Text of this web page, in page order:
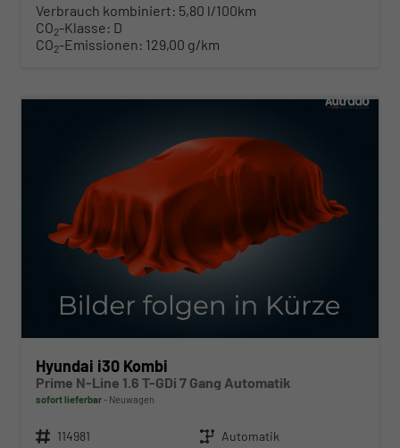
Verbrauch kombiniert: 5,80 l/100km
CO2-Klasse: D
CO2-Emissionen: 129,00 g/km
Hyundai i30 Kombi
Prime N-Line 1.6 T-GDi 7 Gang Automatik
sofort lieferbar Neuwagen
Fahrzeugnr. 114981 Getriebe Automatik